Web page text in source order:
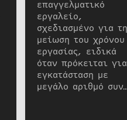
επαγγελματικό
εργαλείο,
σχεδιασμένο για τη
μείωση του χρόνου
εργασίας, ειδικά
όταν πρόκειται για
εγκατάσταση με
μεγάλο αριθμό συν…